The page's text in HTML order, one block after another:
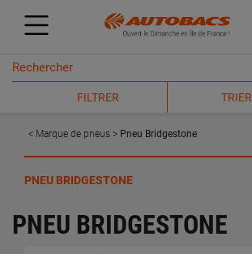
FILTRER TRIER
Marque de pneus Pneu Bridgestone
PNEU BRIDGESTONE
PNEU BRIDGESTONE